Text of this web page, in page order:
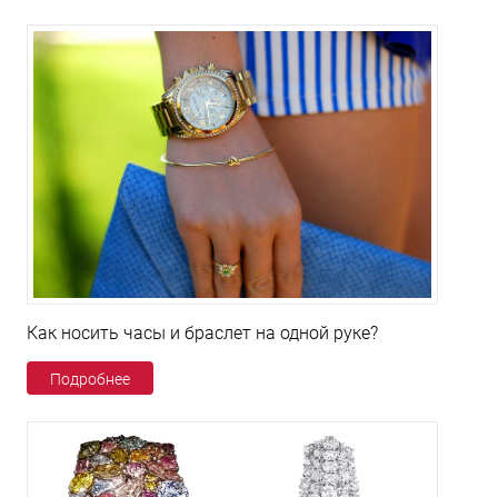
Как носить часы и браслет на одной руке?
Подробнее